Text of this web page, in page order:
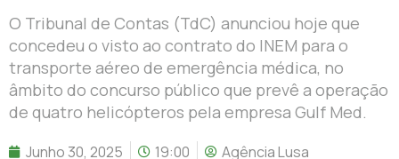
O Tribunal de Contas (TdC) anunciou hoje que
concedeu o visto ao contrato do INEM para o
transporte aéreo de emergência médica, no
âmbito do concurso público que prevê a operação
de quatro helicópteros pela empresa Gulf Med.
Junho 30, 2025 19:00 Agência Lusa